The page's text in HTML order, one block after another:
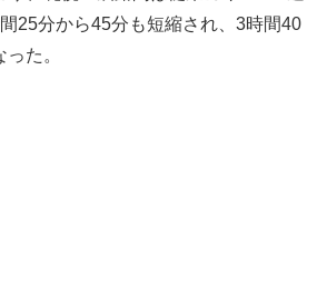
25分から45分も短縮され、3時間40
た。